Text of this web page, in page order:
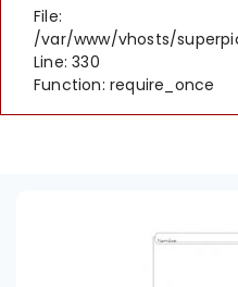
File:
/var/www/vhosts/
Line: 330
Function: require_once